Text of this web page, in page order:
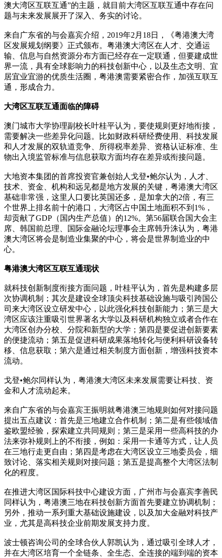
澳大湾区互联互通”的主题，就目前大湾区互联互通中存在问
题与未来发展展开了深入、务实的讨论。
来自广东省的与会嘉宾介绍，2019年2月18日，《粤港澳大湾
区发展规划纲要》正式颁布。粤港澳大湾区在人才、交通运
输、信息与自然资源分布方面已经存在一定联通，但要建成世
界一流，具有全球影响力的科技创新中心，以及生态文明、宜
居宜业宜游的优质生活圈，粤港澳需要紧密合作，加强互联互
通，形成合力。
大湾区互联互通面临的障碍
澳门城市大学协理副校长叶桂平认为，要使规则更好地衔接，
需要解决一些差异化问题。比如财政科研经费使用、科技发展
和人才发展的双轨道竞争、所得税率差异、资格认证标准、生
物出入境监管标准与信息获取方面均存在差异或衔接问题。
大地资本集团的首席投资官兼创始人戈登•鲍尔认为，人才、
技术、资金、机构和远见都是地方发展的关键，粤港澳大湾区
基础非常强，这里人口要比英国还多，是加拿大的2倍，有三
个世界上排名前十的港口，大湾区占中国土地面积不到1%，
却贡献了GDP（国内生产总值）的12%。第56届联合国大会主
席、韩国前总理、国际金融论坛理事会主席韩升洙认为，粤港
澳大湾区将会是制造业集聚的中心，将会是世界制造业的中
心。
粤港澳大湾区互联互通现状
就科技创新制度衔接方面问题，叶桂平认为，首先是构建多层
次协调机制；其次是建设全球顶尖科技基础设施与吸引跨国公
司来大湾区设立研发中心，以此强化科技创新能力；第三是大
湾区应该注重吸引世界著名大学以及科研机构独立或者合作在
大湾区创办分校、分院和新型的大学；第四是要促进创新要素
的便捷流动；第五是促进科研成果落地转化与便利科研设备转
移、信息获取；第六是通过相关制度方面创新，增强科技资本
流动。
戈登•鲍尔同样认为，粤港澳大湾区未来发展需要让科技、资
金和人才流动起来。
来自广东省的与会嘉宾王振明就粤港澳三地规则如何对接问题
提出五点建议：首先是三地建立合作机制；第二是有些领域借
鉴欧盟经验，探索建立共同规则；第三是采用一些高科技的办
法来弥补规则上的不衔接，例如：采用一卡通等方式，让人员
在三地行走更自由；第四是考虑在大湾区设立三地委员会，细
致讨论、落实相关规则对接问题；第五是提高整个大湾区法制
化的程度。
在推进大湾区国际科技中心建设方面，广州市与会嘉宾李善民
同样认为，粤港澳三地在科技创新方面首先要建立协调机制；
另外，推动一系列重大基础设施建设，以及加大金融对科技产
业，尤其是高科技企业前期发展支持力度。
波士顿咨询公司的全球合伙人郭凯认为，通过吸引全球人才，
并在大湾区培育一个全链条、全生态、全连接的端到端的资本